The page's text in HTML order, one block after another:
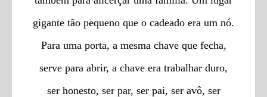
gigante tão pequeno que o cadeado era um nó.
Para uma porta, a mesma chave que fecha,
serve para abrir, a chave era trabalhar duro,
ser honesto, ser par, ser pai, ser avô, ser